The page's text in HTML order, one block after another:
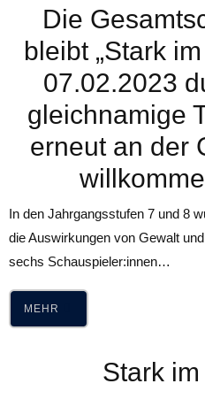
Die
bleibt „Stark
07.02.2023
gleichnamige
erneut an der
In den Jahrgangsstufen 7 und 8
die Auswirkungen von Gewalt
sechs Schauspieler:innen…
MEHR
Stark